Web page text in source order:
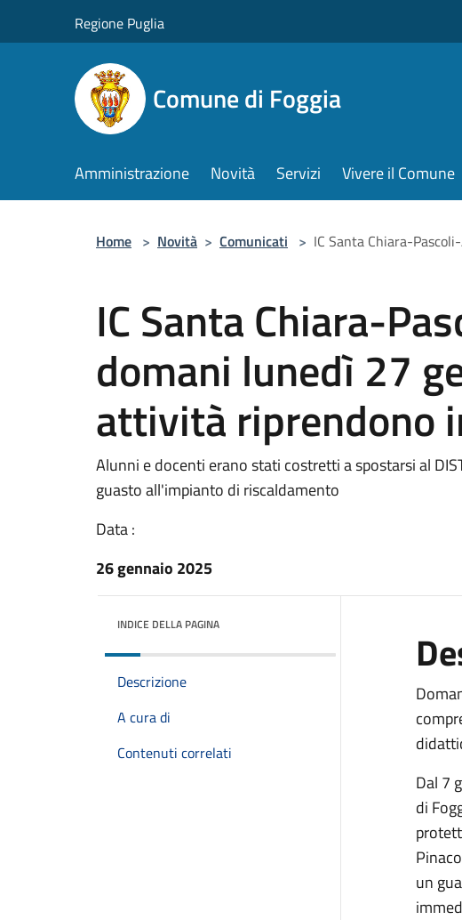
Regione Puglia
Comune di Foggia
Amministrazione Novità Servizi Vivere il Comune
Home > Novità > Comunicati > IC Santa Chiara-
IC Santa Chiara-
domani lunedì 27
attività riprendono
Alunni e docenti erano stati costretti a spostarsi al
guasto all'impianto di riscaldamento
Data :
26 gennaio 2025
INDICE DELLA PAGINA
Descrizione
A cura di
Contenuti correlati
Dal 7
di
un